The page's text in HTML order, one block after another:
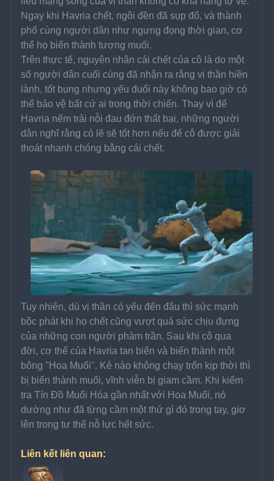
Ngay khi Havria chết, ngôi đền đã sụp đổ, và thành
phố cùng người dân như ngưng đọng thời gian, cơ
thể họ biến thành tượng muối.
Trên thực tế, nguyên nhân cái chết của cô là do một
số người dân cuối cùng đã nhận ra rằng vị thần hiền
lành, tốt bụng nhưng yếu đuối này không bao giờ có
thể bảo vệ bất cứ ai trong thời chiến. Thay vì để
Havria nếm trải nỗi đau đớn thất bại, những người
dân nghĩ rằng có lẽ sẽ tốt hơn nếu để cô được giải
thoát nhanh chóng bằng cái chết.
Tuy nhiên, dù vị thần có yếu đến đâu thì sức mạnh
bộc phát khi họ chết cũng vượt quá sức chịu đựng
của những con người phàm trần. Sau khi cô qua
đời, cơ thể của Havria tan biến và biến thành một
bông "Hoa Muối". Kẻ nào không chạy trốn kịp thời thì
bị biến thành muối, vĩnh viễn bị giam cầm. Khi kiểm
tra Tín Đồ Muối Hóa gần nhất với Hoa Muối, nó
dường như đã từng cầm một thứ gì đó trong tay, giơ
lên trong tư thế nỗ lực hết sức.
Liên kết liên quan: